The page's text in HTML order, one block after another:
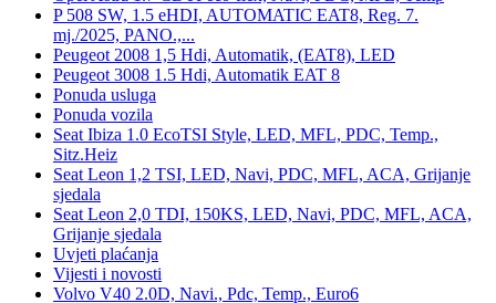
P 508 SW, 1.5 eHDI, AUTOMATIC EAT8, Reg. 7.
mj./2025, PANO.,...
Peugeot 2008 1,5 Hdi, Automatik, (EAT8), LED
Peugeot 3008 1.5 Hdi, Automatik EAT 8
Ponuda usluga
Ponuda vozila
Seat Ibiza 1.0 EcoTSI Style, LED, MFL, PDC, Temp.,
Sitz.Heiz
Seat Leon 1,2 TSI, LED, Navi, PDC, MFL, ACA, Grijanje
sjedala
Seat Leon 2,0 TDI, 150KS, LED, Navi, PDC, MFL, ACA,
Grijanje sjedala
Uvjeti plaćanja
Vijesti i novosti
Volvo V40 2.0D, Navi., Pdc, Temp., Euro6